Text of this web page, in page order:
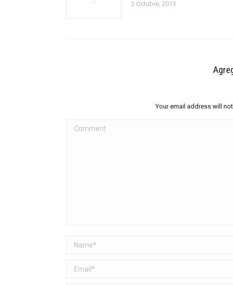
2 Octubre, 2013
Your email address will
Comment
Name *
Email *